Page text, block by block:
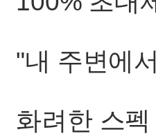
"내 주변에
화려한 스